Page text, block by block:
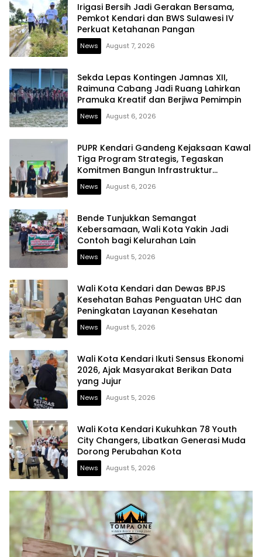
Irigasi Bersih Jadi Gerakan Bersama,
Pemkot Kendari dan BWS Sulawesi IV
Perkuat Ketahanan Pangan
News August 7, 2026
Sekda Lepas Kontingen Jamnas XII,
Raimuna Cabang Jadi Ruang Lahirkan
Pramuka Kreatif dan Berjiwa Pemimpin
News August 6, 2026
PUPR Kendari Gandeng Kejaksaan Kawal
Tiga Program Strategis, Tegaskan
Komitmen Bangun Infrastruktur
Berintegritas
News August 6, 2026
Bende Tunjukkan Semangat
Kebersamaan, Wali Kota Yakin Jadi
Contoh bagi Kelurahan Lain
News August 5, 2026
Wali Kota Kendari dan Dewas BPJS
Kesehatan Bahas Penguatan UHC dan
Peningkatan Layanan Kesehatan
News August 5, 2026
Wali Kota Kendari Ikuti Sensus Ekonomi
2026, Ajak Masyarakat Berikan Data
yang Jujur
News August 5, 2026
Wali Kota Kendari Kukuhkan 78 Youth
City Changers, Libatkan Generasi Muda
Dorong Perubahan Kota
News August 5, 2026